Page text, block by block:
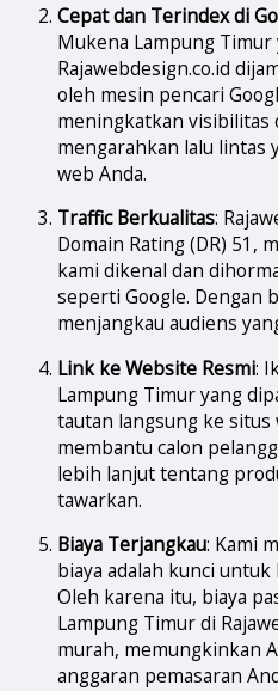
Cepat dan Terindex di
Mukena Lampung Timur
Rajawebdesign.co.id
oleh mesin pencari
meningkatkan visibilitas
mengarahkan lalu lintas
web Anda.
Traffic Berkualitas:
Domain Rating (DR) 51,
kami dikenal dan
seperti Google. Dengan
menjangkau audiens
Link ke Website Resmi:
Lampung Timur yang
tautan langsung ke
membantu calon
lebih lanjut tentang
tawarkan.
Biaya Terjangkau: Kami
biaya adalah kunci
Oleh karena itu, biaya
Lampung Timur di
murah, memungkinkan
anggaran pemasaran